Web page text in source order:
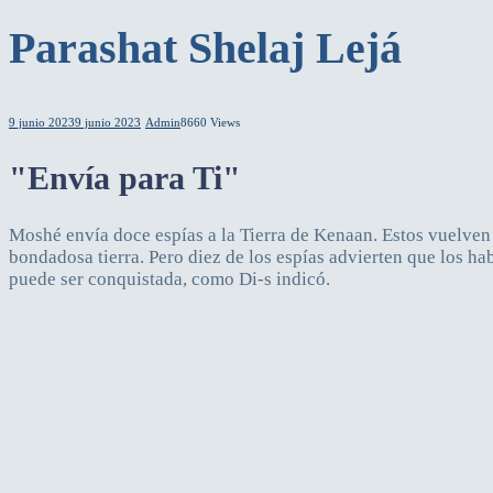
Parashat Shelaj Lejá
9 junio 20239 junio 2023 Admin8660 Views
"Envía para Ti"
Moshé envía doce espías a la Tierra de Kenaan. Estos
bondadosa tierra. Pero diez de los espías advierten que los
puede ser conquistada, como Di-s indicó.